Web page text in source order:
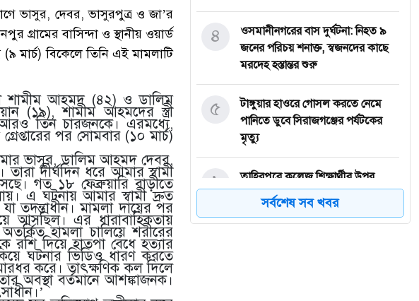
ভাসুর, দেবর, ভাসুরপুত্র ও জা’র
গ্রামের বাসিন্দা ও স্থানীয় ওয়ার্ড
মার্চ) বিকেলে তিনি এই মামলাটি
শামীম আহমদ (৪২) ও ডালিম
(১৯), শামীম আহমদের স্ত্রী
তিন চারজনকে। এরমধ্যে,
পর সোমবার (১০ মার্চ)
ভাসুর, ডালিম আহমদ দেবর,
দীর্ঘদিন ধরে আমার স্বামী
গত ১৮ ফেব্রুয়ারি বাড়ীতে
এ ঘটনায় আমার স্বামী দ্রুত
তদন্তাধীন। মামলা দায়ের পর
আসছিল। এর ধারাবাহিকতায়
হামলা চালিয়ে শরীরের
রশি দিয়ে হাতপা বেঁধে হত্যার
ঘটনার ভিডিও ধারণ করতে
করে। তাৎক্ষণিক কল দিলে
অবস্থা বর্তমানে আশঙ্কাজনক।
‎ওসমানীনগরের বাস দুর্ঘটনা: নিহত ৯
জনের পরিচয় শনাক্ত, স্বজনদের কাছে
মরদেহ হস্তান্তর শুরু
৪
টাঙ্গুয়ার হাওরে গোসল করতে নেমে
পানিতে ডুবে সিরাজগঞ্জের পর্যটকের
মৃত্যু
৫
তাহিরপুরে কলেজ শিক্ষার্থীর উপর
অতর্কিত হামলার প্রতিবাদে মানববন্ধন
অনুষ্ঠিত
৬
সর্বশেষ সব খবর